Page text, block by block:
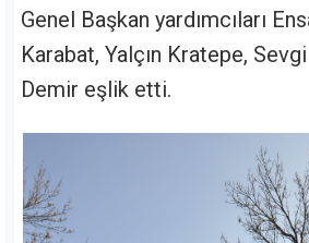
Genel Başkan yardımcıları
Karabat, Yalçın Kratepe,
Demir eşlik etti.